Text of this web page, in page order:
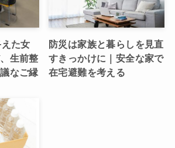
た女
生前整
なご縁
防災は家族と暮らしを見直
すきっかけに｜安全な家で
在宅避難を考える